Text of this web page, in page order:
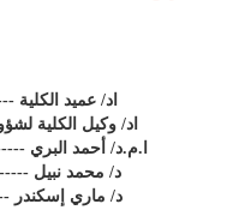
اد/ عميد
اد/ وكيل الكلية
ا.م.د/ أحمد البري
د/ محمد نبيل
د/ ماري إسكندر